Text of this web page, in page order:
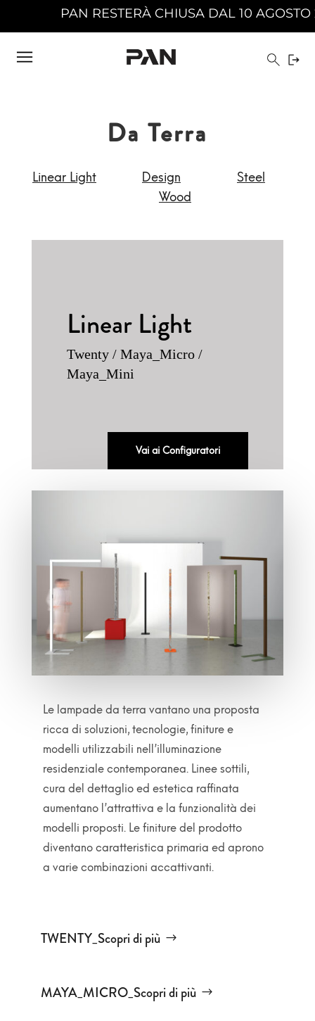
DAL 10 AGOSTO 2026 AL 23 AGOSTO
Da Terra
Linear Light Design
Steel
Wood
Linear Light
Twenty / Maya_Micro /
Maya_Mini
Vai ai Configuratori
Le lampade da terra vantano una proposta
ricca di soluzioni, tecnologie, finiture e
modelli utilizzabili nell’illuminazione
residenziale contemporanea. Linee sottili,
cura del dettaglio ed estetica raffinata
aumentano l’attrattiva e la funzionalità dei
modelli proposti. Le finiture del prodotto
diventano caratteristica primaria ed aprono
a varie combinazioni accattivanti.
TWENTY_Scopri di più
MAYA_MICRO_Scopri di più